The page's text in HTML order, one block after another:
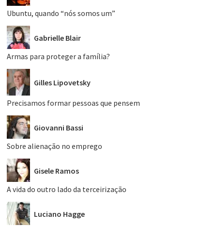
Ubuntu, quando “nós somos um”
Gabrielle Blair
Armas para proteger a família?
Gilles Lipovetsky
Precisamos formar pessoas que pensem
Giovanni Bassi
Sobre alienação no emprego
Gisele Ramos
A vida do outro lado da terceirização
Luciano Hagge